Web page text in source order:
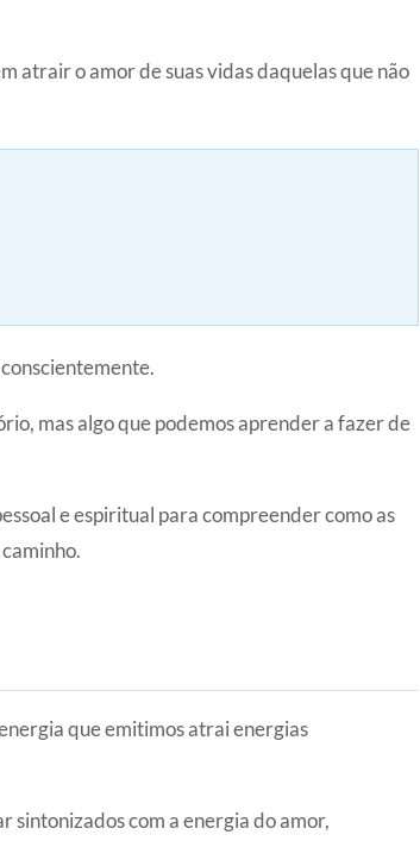
atrair o amor de suas vidas daquelas que não
mas algo que podemos aprender a fazer de
e espiritual para compreender como as
que emitimos atrai energias
sintonizados com a energia do amor,